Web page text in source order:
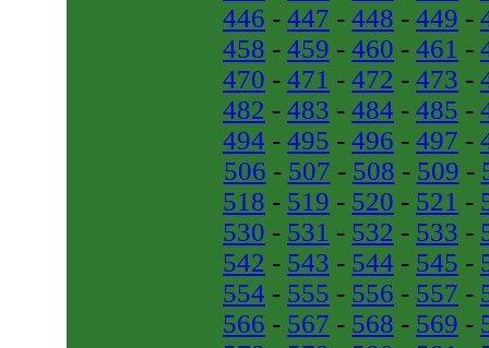
446 - 447 - 448 - 449 -
458 - 459 - 460 - 461 -
470 - 471 - 472 - 473 -
482 - 483 - 484 - 485 -
494 - 495 - 496 - 497 -
506 - 507 - 508 - 509 -
518 - 519 - 520 - 521 -
530 - 531 - 532 - 533 -
542 - 543 - 544 - 545 -
554 - 555 - 556 - 557 -
566 - 567 - 568 - 569 -